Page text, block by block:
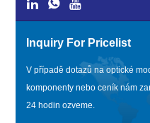
Inquiry For Pricelist
V případě dotazů na optické
komponenty nebo ceník nám
24 hodin ozveme.